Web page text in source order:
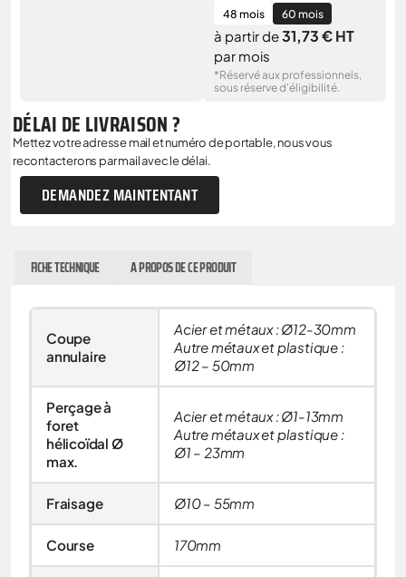
48 mois
60 mois
à partir de31,73 € HT
par mois
*Réservé aux professionnels,
sous réserve d'éligibilité.
DÉLAI DE LIVRAISON ?
Mettez votre adresse mail et numéro de portable, nous vous
recontacterons par mail avec le délai.
DEMANDEZ MAINTENTANT
FICHE TECHNIQUE A PROPOS DE CE PRODUIT
Coupe
annulaire
Acier et métaux : Ø12-30mm
Autre métaux et plastique :
Ø12 – 50mm
Perçage à
foret
hélicoïdal Ø
max.
Acier et métaux : Ø1-13mm
Autre métaux et plastique :
Ø1 – 23mm
Fraisage Ø10 – 55mm
Course 170mm